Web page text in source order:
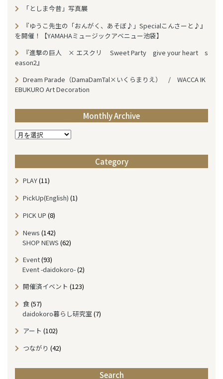
「としま今昔」写真展
『ゆうこ先生の「おんがく、あそぼ♪」Specialこんさーと♪』
を開催！【YAMAHAミュージックアベニュー池袋】
『進撃の巨人 × エスクリ Sweet Party give your heart s
eason2』
Dream Parade（DamaDamTal×いくらまりえ） / WACCA IK
EBUKURO Art Decoration
Monthly Archive
M
n
l
y
A
r
h
e
Category
PLAY(11)
PickUp(English) (1)
PICK UP (8)
News (142)
SHOP NEWS (62)
Event(93)
Event -daidokoro-(2)
開催済イベント (123)
食(57)
daidokoro暮らし研究室(7)
アート (102)
つながり (42)
Search